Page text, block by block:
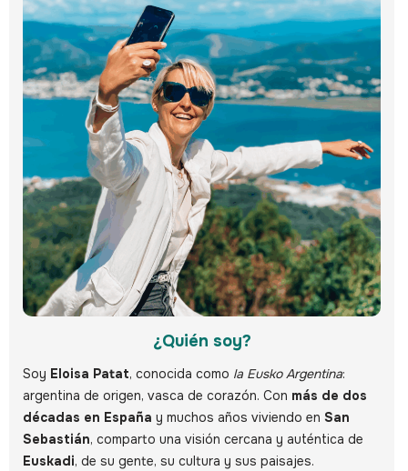
¿Quién soy?
Soy Eloisa Patat, conocida como la Eusko Argentina:
argentina de origen, vasca de corazón. Con más de dos
décadas en España y muchos años viviendo en San
Sebastián, comparto una visión cercana y auténtica de
Euskadi, de su gente, su cultura y sus paisajes.